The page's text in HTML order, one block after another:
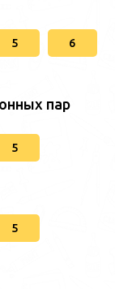
5 6
пар
5
5